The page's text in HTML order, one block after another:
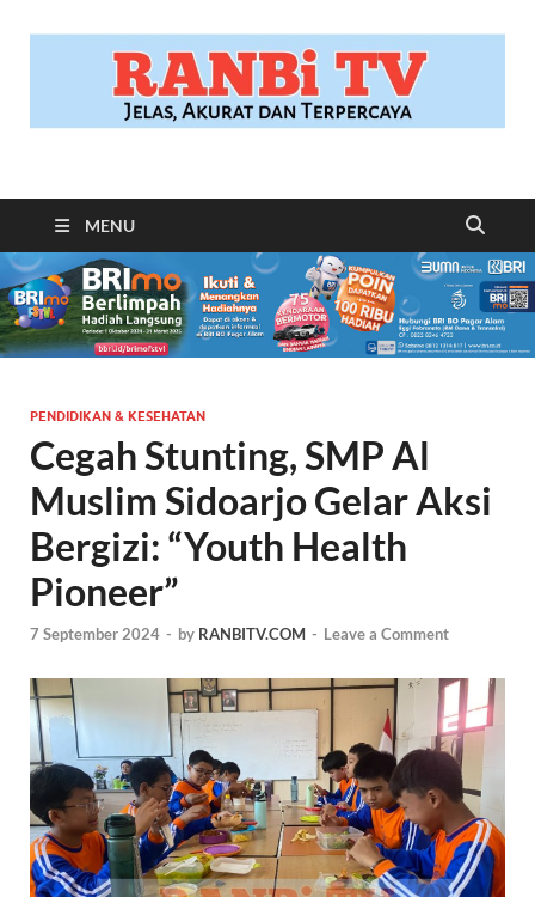
RANBITV.COM
MENU
PENDIDIKAN & KESEHATAN
Cegah Stunting, SMP Al
Muslim Sidoarjo Gelar Aksi
Bergizi: “Youth Health
Pioneer”
7 September 2024 - by RANBITV.COM - Leave a Comment